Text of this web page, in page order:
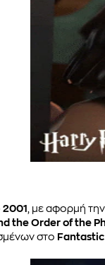
2001 , με αφορμή
the Order of the
στο